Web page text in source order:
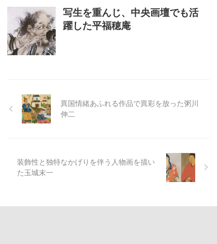
写生を重んじ、中央画壇でも活
躍した平福穂庵
異国情緒あふれる作品で異彩を放った粥川
伸二
装飾性と独特なかげりを伴う人物画を描い
た玉城末一